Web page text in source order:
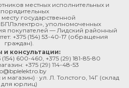
местных исполнительных и
государственной
уполномоченных
покупателей — Лидский районный
+375 (154) 53-40-17 (обращения
граждан).
и консультации:
(154) 600-460 +375 (29) 181-85-80
+375 (29) 114-48-53
магазин) · ул. Л. Толстого, 14Г (склад
для юрлиц)